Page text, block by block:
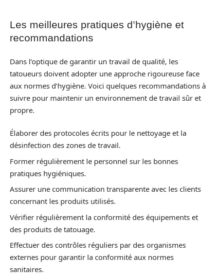
Les meilleures pratiques d’hygiène et
recommandations
Dans l’optique de garantir un travail de qualité, les
tatoueurs doivent adopter une approche rigoureuse face
aux normes d’hygiène. Voici quelques recommandations à
suivre pour maintenir un environnement de travail sûr et
propre.
Élaborer des protocoles écrits pour le nettoyage et la
désinfection des zones de travail.
Former régulièrement le personnel sur les bonnes
pratiques hygiéniques.
Assurer une communication transparente avec les clients
concernant les produits utilisés.
Vérifier régulièrement la conformité des équipements et
des produits de tatouage.
Effectuer des contrôles réguliers par des organismes
externes pour garantir la conformité aux normes
sanitaires.